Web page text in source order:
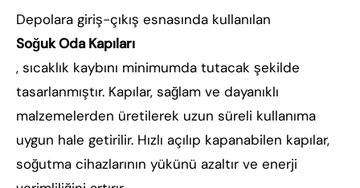
Depolara giriş-çıkış esnasında kullanılan
Soğuk Oda Kapıları
, sıcaklık kaybını minimumda tutacak şekilde
tasarlanmıştır. Kapılar, sağlam ve dayanıklı
malzemelerden üretilerek uzun süreli kullanıma
uygun hale getirilir. Hızlı açılıp kapanabilen kapılar,
soğutma cihazlarının yükünü azaltır ve enerji